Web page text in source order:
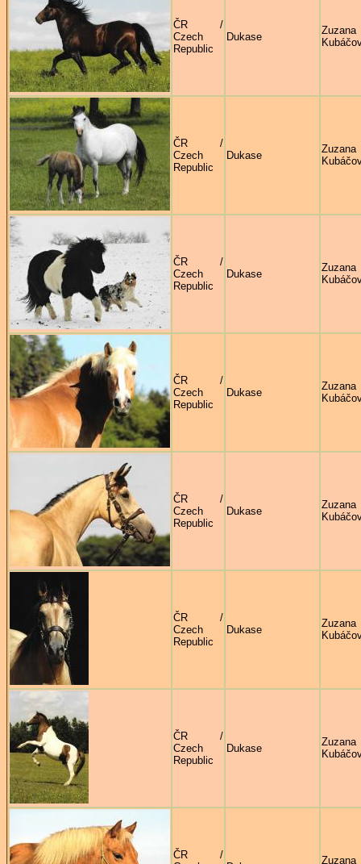
ČR /
Czech
Republic
Dukase
Zuzana
ČR /
Czech
Republic
Dukase
Zuzana
ČR /
Czech
Republic
Dukase
Zuzana
ČR /
Czech
Republic
Dukase
Zuzana
ČR /
Czech
Republic
Dukase
Zuzana
ČR /
Czech
Republic
Dukase
Zuzana
ČR /
Czech
Republic
Dukase
Zuzana
ČR /
Zuzana